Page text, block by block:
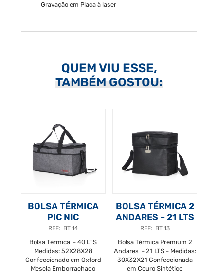
Gravação em Placa à laser
QUEM VIU ESSE,
TAMBÉM GOSTOU:
BOLSA TÉRMICA
PIC NIC
REF: BT 14
Bolsa Térmica - 40 LTS
Medidas: 52X28X28
Confeccionado em Oxford
Mescla Emborrachado
BOLSA TÉRMICA 2
ANDARES – 21 LTS
REF: BT 13
Bolsa Térmica Premium 2
Andares - 21 LTS - Medidas:
30X32X21 Confeccionada
em Couro Sintético